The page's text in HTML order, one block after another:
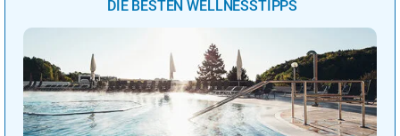
DIE BESTEN WELLNESSTIPPS